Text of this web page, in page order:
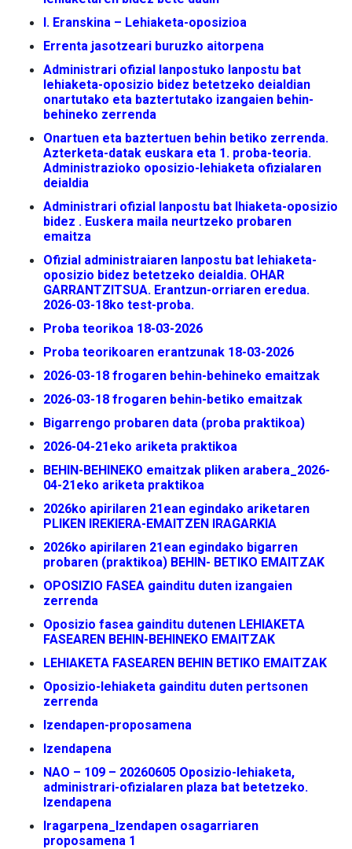
I. Eranskina – Lehiaketa-oposizioa
Errenta jasotzeari buruzko aitorpena
Administrari ofizial lanpostuko lanpostu bat
lehiaketa-oposizio bidez betetzeko deialdian
onartutako eta baztertutako izangaien behin-
behineko zerrenda
Onartuen eta baztertuen behin betiko zerrenda.
Azterketa-datak euskara eta 1. proba-teoria.
Administrazioko oposizio-lehiaketa ofizialaren
deialdia
Administrari ofizial lanpostu bat lhiaketa-oposizio
bidez . Euskera maila neurtzeko probaren
emaitza
Ofizial administraiaren lanpostu bat lehiaketa-
oposizio bidez betetzeko deialdia. OHAR
GARRANTZITSUA. Erantzun-orriaren eredua.
2026-03-18ko test-proba.
Proba teorikoa 18-03-2026
Proba teorikoaren erantzunak 18-03-2026
2026-03-18 frogaren behin-behineko emaitzak
2026-03-18 frogaren behin-betiko emaitzak
Bigarrengo probaren data (proba praktikoa)
2026-04-21eko ariketa praktikoa
BEHIN-BEHINEKO emaitzak pliken arabera _2026-
04-21eko ariketa praktikoa
2026ko apirilaren 21ean egindako ariketaren
PLIKEN IREKIERA-EMAITZEN IRAGARKIA
2026ko apirilaren 21ean egindako bigarren
probaren (praktikoa) BEHIN- BETIKO EMAITZAK
OPOSIZIO FASEA gainditu duten izangaien
zerrenda
Oposizio fasea gainditu dutenen LEHIAKETA
FASEAREN BEHIN-BEHINEKO EMAITZAK
LEHIAKETA FASEAREN BEHIN BETIKO EMAITZAK
Oposizio-lehiaketa gainditu duten pertsonen
zerrenda
Izendapen-proposamena
Izendapena
NAO – 109 – 20260605 Oposizio-lehiaketa,
administrari-ofizialaren plaza bat betetzeko.
Izendapena
Iragarpena_Izendapen osagarriaren
proposamena 1